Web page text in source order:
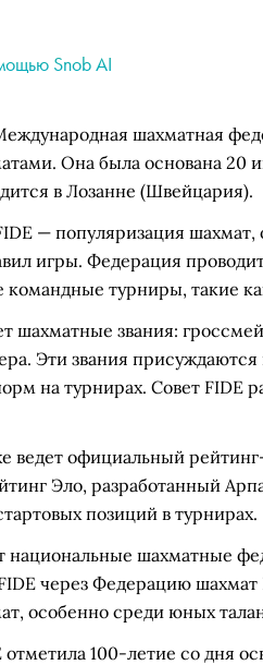
Snob AI
шахматная
Она была основана 20
в Лозанне (Швейцария).
— популяризация
игры. Федерация
турниры, такие
шахматные звания:
Эти звания
на турнирах. Совет FIDE
ведет официальный
Эло, разработанный
позиций в турнирах.
национальные шахматные
через Федерацию
особенно среди юных
отметила 100-летие со дня